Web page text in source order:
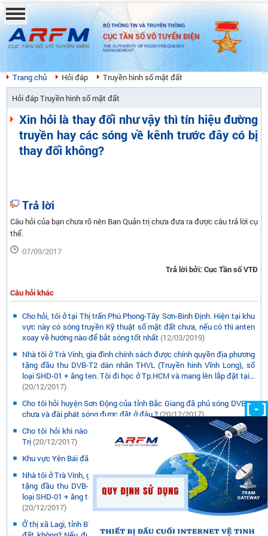
BỘ THÔNG TIN VÀ TRUYỀN THÔNG
CỤC TẦN SỐ VÔ TUYẾN ĐIỆN
THE AUTHORITY OF RADIO FREQUENCY
MANAGEMENT
Trang chủ Hỏi đáp
Truyền hình số mặt đất
Hỏi đáp Truyền hình số mặt đất
Xin hỏi là thay đổi như vậy thì tín hiệu đường
truyền hay các sóng về kênh trước đây có bị
thay đổi không?
Trả lời
Câu hỏi của bạn chưa rõ nên Ban Quản trị chưa đưa ra được câu trả lời cụ
thể.
07/09/2017
Trả lời bởi: Cục Tần số VTĐ
Câu hỏi khác
Cho hỏi, tôi ở tại Thị trấn Phú Phong-Tây Sơn-Bình Định. Hiện tại khu
vực này có sóng truyền Kỹ thuật số mặt đất chưa, nếu có thì anten
xoay về hướng nào để bắt sóng tốt nhất (12/03/2019)
Nhà tôi ở Trà Vinh, gia đình chính sách được chính quyền địa phương
tặng đầu thu DVB-T2 dán nhãn THVL (Truyền hinh Vĩnh Long), số
loại SHD-01 + ăng ten. Tôi đi học ở Tp.HCM và mang lên lắp đặt tại...
(20/12/2017)
Cho tôi hỏi huyện Sơn Động của tỉnh Bắc Giang đã phủ sóng DVB t2
chưa và đài phát sóng được đặt ở đâu ?(20/12/2017)
Cho tôi hỏi khi nào VTC và RTB, AVG phát sóng DVB-T2 tại Quảng
Trị (20/12/2017)
Khu vực Yên Bái đã có sóng DVB-T2 chưa?(20/12/2017)
Nhà tôi ở Trà Vinh, gia đình chính sách được chính quyền địa phương
tặng đầu thu DVB-T2 dán nhãn THVL (Truyền hinh Vĩnh Long), số
loại SHD-01 + ăng ten. Tôi đi học ở Tp.HCM và mang lên lắp đặt tại...
(20/12/2017)
Ở thị xã Lagi, tỉnh Bình Thuận hiện nay có xem được truyền hình mặt
[ - ]